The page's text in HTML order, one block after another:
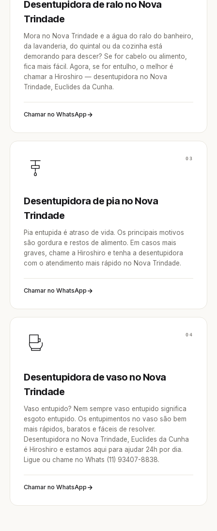
Desentupidora de ralo no Nova
Trindade
Mora no Nova Trindade e a água do ralo do banheiro,
da lavanderia, do quintal ou da cozinha está
demorando para descer? Se for cabelo ou alimento,
fica mais fácil. Agora, se for entulho, o melhor é
chamar a Hiroshiro — desentupidora no Nova
Trindade, Euclides da Cunha.
Chamar no WhatsApp
03
Desentupidora de pia no Nova
Trindade
Pia entupida é atraso de vida. Os principais motivos
são gordura e restos de alimento. Em casos mais
graves, chame a Hiroshiro e tenha a desentupidora
com o atendimento mais rápido no Nova Trindade.
Chamar no WhatsApp
04
Desentupidora de vaso no Nova
Trindade
Vaso entupido? Nem sempre vaso entupido significa
esgoto entupido. Os entupimentos no vaso são bem
mais rápidos, baratos e fáceis de resolver.
Desentupidora no Nova Trindade, Euclides da Cunha
é Hiroshiro e estamos aqui para ajudar 24h por dia.
Ligue ou chame no Whats (11) 93407-8838.
Chamar no WhatsApp